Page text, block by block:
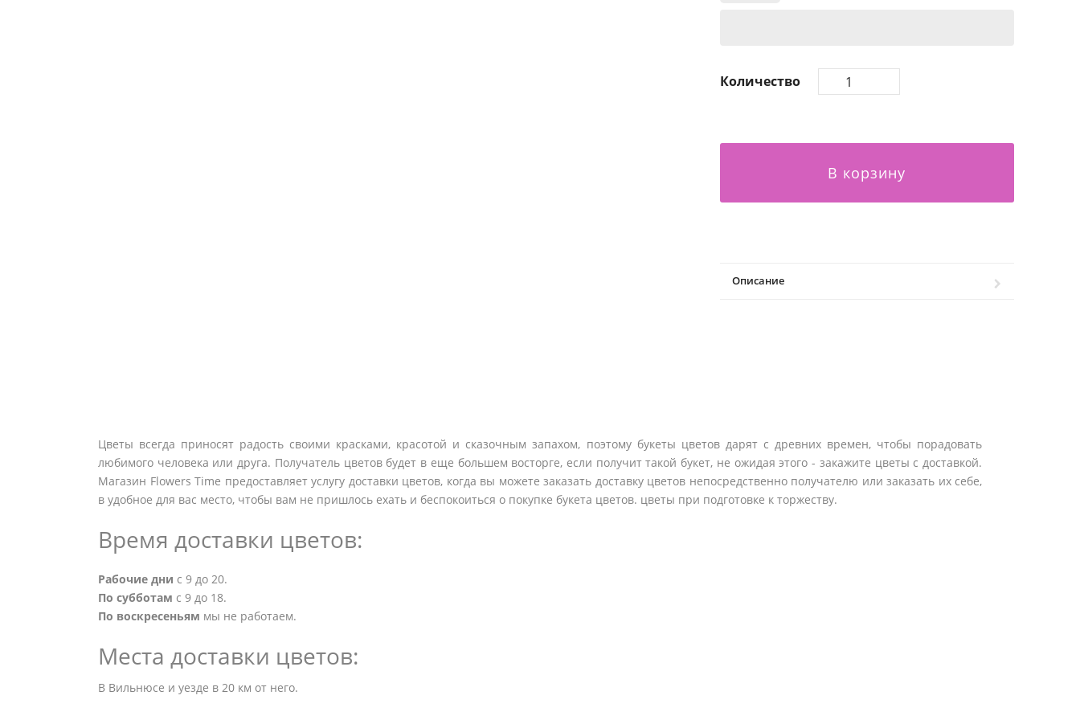
Количество
В корзину
Описание
Цветы всегда приносят радость своими красками, красотой и сказочным запахом, поэтому букеты цветов дарят с древних времен, чтобы порадовать
любимого человека или друга. Получатель цветов будет в еще большем восторге, если получит такой букет, не ожидая этого - закажите цветы с доставкой.
Магазин Flowers Time предоставляет услугу доставки цветов, когда вы можете заказать доставку цветов непосредственно получателю или заказать их себе,
в удобное для вас место, чтобы вам не пришлось ехать и беспокоиться о покупке букета цветов. цветы при подготовке к торжеству.
Время доставки цветов:
Рабочие дни с 9 до 20.
По субботам с 9 до 18.
По воскресеньям мы не работаем.
Места доставки цветов:
В Вильнюсе и уезде в 20 км от него.